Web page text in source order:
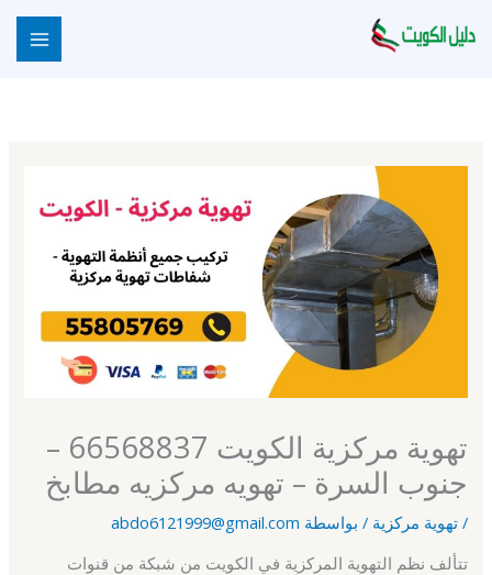
إلى
تهوية مركزية الكويت 66568837 –
جنوب السرة – تهويه مركزيه مطابخ
/تهوية مركزية / بواسطة abdo6121999@gmail.com
تتألف نظم التهوية المركزية في الكويت من شبكة من قنوات